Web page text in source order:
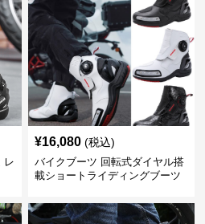
レ
¥16,080 (税込)
バイクブーツ 回転式ダイヤル搭
載ショートライディングブーツ